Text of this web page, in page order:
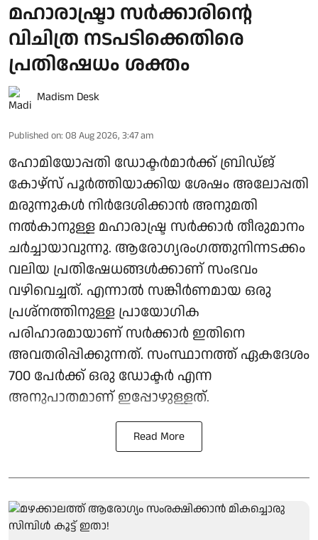
മഹാരാഷ്ട്രാ സര്‍ക്കാരിന്റെ
വിചിത്ര നടപടിക്കെതിരെ
പ്രതിഷേധം ശക്തം
Madism Desk
Published on: 08 Aug 2026, 3:47 am
ഹോമിയോപ്പതി ഡോക്ടർമാർക്ക് ബ്രിഡ്ജ്
കോഴ്‌സ് പൂർത്തിയാക്കിയ ശേഷം അലോപ്പതി
മരുന്നുകൾ നിർദേശിക്കാൻ അനുമതി
നൽകാനുള്ള മഹാരാഷ്ട്ര സർക്കാർ തീരുമാനം
ചർച്ചായാവുന്നു. ആരോ​ഗ്യരം​ഗത്തുനിന്നടക്കം
വലിയ പ്രതിഷേധങ്ങൾക്കാണ് സംഭവം
വഴിവെച്ചത്. എന്നാൽ സങ്കീർണമായ ഒരു
പ്രശ്നത്തിനുള്ള പ്രായോഗിക
പരിഹാരമായാണ് സർക്കാർ ഇതിനെ
അവതരിപ്പിക്കുന്നത്. സംസ്ഥാനത്ത് ഏകദേശം
700 പേർക്ക് ഒരു ഡോക്ടർ എന്ന
അനുപാതമാണ് ഇപ്പോഴുള്ളത്.
Read More